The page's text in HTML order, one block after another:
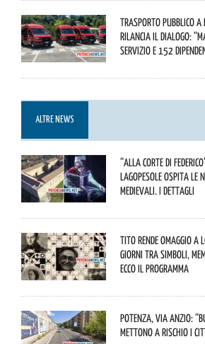
Trasporto pubblico a
rilancia il dialogo:
servizio e 152
ALTRE NEWS
“Alla corte di
Lagopesole ospita le
Medievali. I dettagli
Tito rende omaggio a
giorni tra simboli,
Ecco il programma
Potenza, Via Anzio:
mettono a rischio i